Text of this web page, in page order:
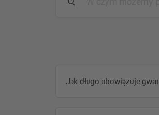
Jak długo obowiązuje